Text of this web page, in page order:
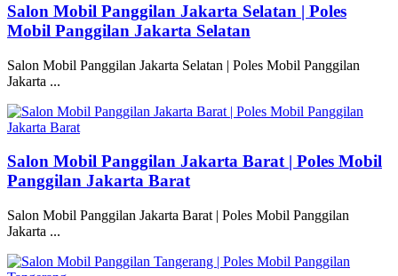
Salon Mobil Panggilan Jakarta Selatan | Poles
Mobil Panggilan Jakarta Selatan
Salon Mobil Panggilan Jakarta Selatan | Poles Mobil Panggilan
Jakarta ...
Salon Mobil Panggilan Jakarta Barat | Poles Mobil
Panggilan Jakarta Barat
Salon Mobil Panggilan Jakarta Barat | Poles Mobil Panggilan
Jakarta ...